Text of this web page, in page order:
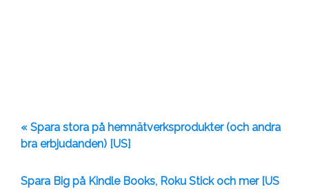
« Spara stora på hemnätverksprodukter (och andra
bra erbjudanden) [US]
Spara Big på Kindle Books, Roku Stick och mer [US